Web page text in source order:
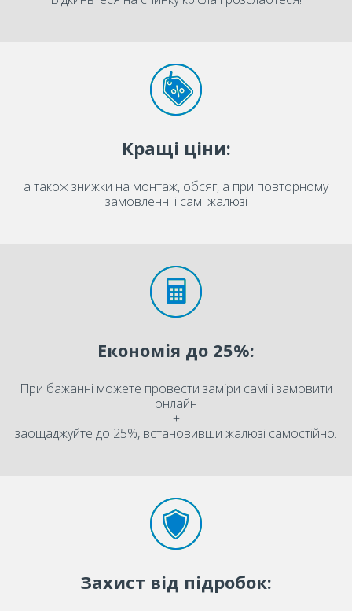
Кращі ціни:
а також знижки на монтаж, обсяг, а при повторному
замовленні і самі жалюзі
Економія до 25%:
При бажанні можете провести заміри самі і замовити
онлайн
+
заощаджуйте до 25%, встановивши жалюзі самостійно.
Захист від підробок: